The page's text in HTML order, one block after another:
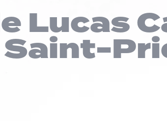
Lucas
Saint-